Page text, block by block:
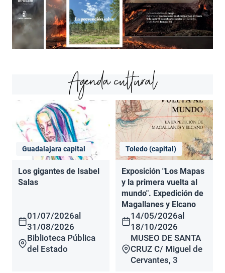
Agenda cultural
Guadalajara capital
Los gigantes de Isabel
Salas
01/07/2026al
31/08/2026
Biblioteca Pública
del Estado
Toledo (capital)
Exposición "Los Mapas
y la primera vuelta al
mundo". Expedición de
Magallanes y Elcano
14/05/2026al
18/10/2026
MUSEO DE SANTA
CRUZ C/ Miguel de
Cervantes, 3